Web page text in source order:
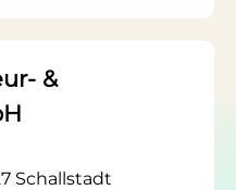
&
Schallstadt